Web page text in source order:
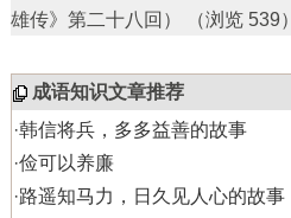
雄传》第二十八回）
（浏览 539）
成语知识文章推荐
·韩信将兵，多多益善的故事
·俭可以养廉
·路遥知马力，日久见人心的故事